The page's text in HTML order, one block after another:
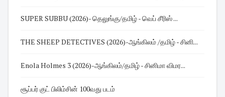
SUPER SUBBU (2026)- தெலுங்கு/தமிழ் - வெப் சீரிஸ் ...
THE SHEEP DETECTIVES (2026)-ஆங்கிலம் /தமிழ் - சினி...
Enola Holmes 3 (2026)-ஆங்கிலம்/தமிழ் - சினிமா விமர...
சூப்பர் குட் பிலிம்சின் 100வது படம்